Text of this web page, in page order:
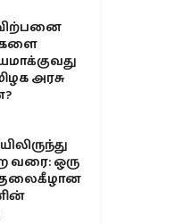
அரசு
வரை: ஒரு
தலைகீழான